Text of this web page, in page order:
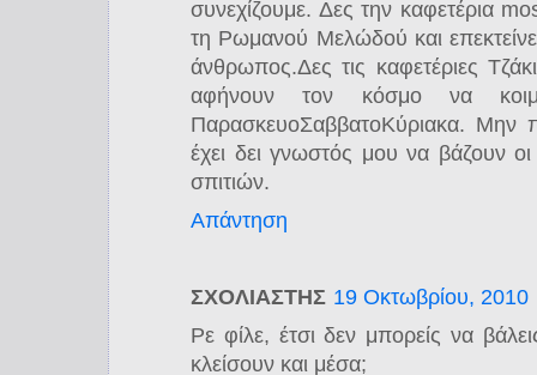
συνεχίζουμε. Δες την καφετέρια
τη Ρωμανού Μελώδού και
άνθρωπος.Δες τις καφετέριες
αφήνουν τον κόσμο να
ΠαρασκευοΣαββατοΚύριακα. Μην
έχει δει γνωστός μου να βάζουν
σπιτιών.
Απάντηση
ΣΧΟΛΙΑΣΤΗΣ 19 Οκτωβρίου, 2010
Ρε φίλε, έτσι δεν μπορείς να
κλείσουν και μέσα;